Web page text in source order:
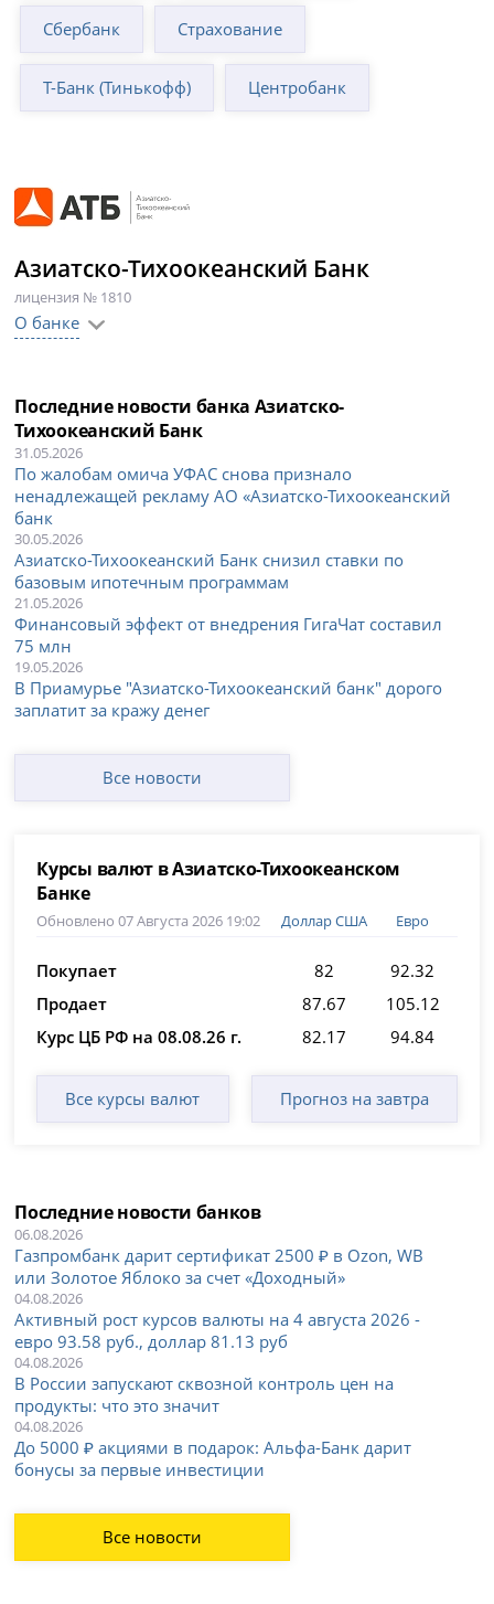
Сбербанк Страхование
Т-Банк (Тинькофф) Центробанк
Азиатско-Тихоокеанский Банк
лицензия № 1810
О банке
Последние новости банка Азиатско-
Тихоокеанский Банк
31.05.2026
По жалобам омича УФАС снова признало
ненадлежащей рекламу АО «Азиатско-Тихоокеанский
банк
30.05.2026
Азиатско-Тихоокеанский Банк снизил ставки по
базовым ипотечным программам
21.05.2026
Финансовый эффект от внедрения ГигаЧат составил
75 млн
19.05.2026
В Приамурье "Азиатско-Тихоокеанский банк" дорого
заплатит за кражу денег
Все новости
Курсы валют в Азиатско-Тихоокеанском
Банке
Обновлено 07 Августа 2026 19:02 Доллар США Евро
Покупает 82
92.32
Продает
87.67
105.12
Курс ЦБ РФ на 08.08.26 г.
82.17 94.84
Все курсы валют Прогноз на завтра
Последние новости банков
06.08.2026
Газпромбанк дарит сертификат 2500 ₽ в Ozon, WB
или Золотое Яблоко за счет «Доходный»
04.08.2026
Активный рост курсов валюты на 4 августа 2026 -
евро 93.58 руб., доллар 81.13 руб
04.08.2026
В России запускают сквозной контроль цен на
продукты: что это значит
04.08.2026
До 5000 ₽ акциями в подарок: Альфа-Банк дарит
бонусы за первые инвестиции
Все новости